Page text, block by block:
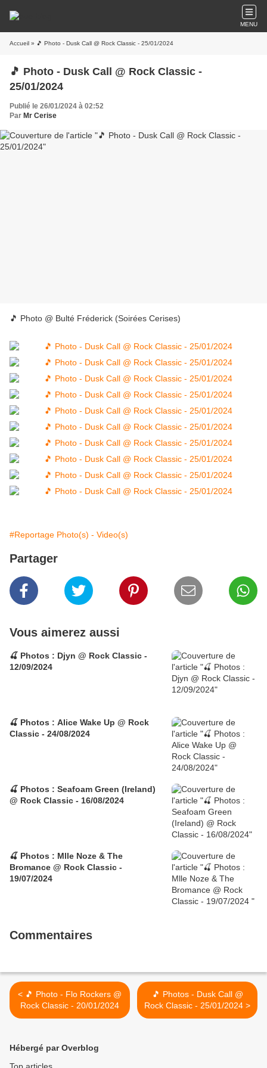
MENU
Accueil » 🎵 Photo - Dusk Call @ Rock Classic - 25/01/2024
🎵 Photo - Dusk Call @ Rock Classic -
25/01/2024
Publié le 26/01/2024 à 02:52
Par Mr Cerise
🎵 Photo @ Bulté Fréderick (Soirées Cerises)
#Reportage Photo(s) - Video(s)
Partager
Vous aimerez aussi
🍒 Photos : Djyn @ Rock Classic -
12/09/2024
🍒 Photos : Alice Wake Up @ Rock
Classic - 24/08/2024
🍒 Photos : Seafoam Green (Ireland)
@ Rock Classic - 16/08/2024
🍒 Photos : Mlle Noze & The
Bromance @ Rock Classic -
19/07/2024
Commentaires
< 🎵 Photo - Flo Rockers @
Rock Classic - 20/01/2024
🎵 Photos - Dusk Call @
Rock Classic - 25/01/2024 >
Hébergé par Overblog